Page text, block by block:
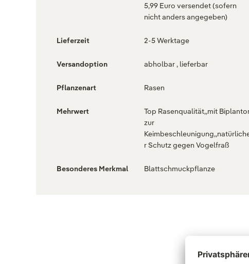
5,99 Euro versendet (sofern
nicht anders angegeben)
Lieferzeit 2-5 Werktage
Versandoption abholbar , lieferbar
Pflanzenart Rasen
Mehrwert
Top Rasenqualität,,mit
zur
r Schutz gegen Vogelfraß
Besonderes Merkmal Blattschmuckpflanze